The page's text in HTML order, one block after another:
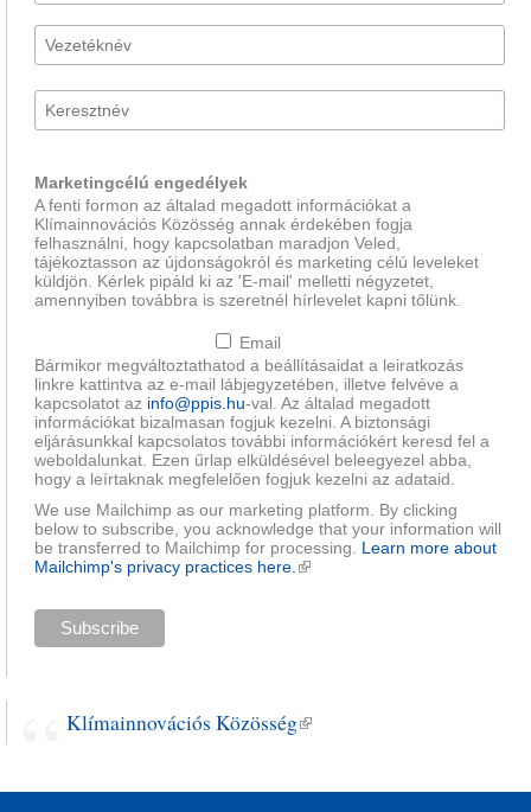
Marketingcélú engedélyek
A fenti formon az általad megadott információkat a
Klímainnovációs Közösség annak érdekében fogja
felhasználni, hogy kapcsolatban maradjon Veled,
tájékoztasson az újdonságokról és marketing célú leveleket
küldjön. Kérlek pipáld ki az 'E-mail' melletti négyzetet,
amennyiben továbbra is szeretnél hírlevelet kapni tőlünk.
Email
Bármikor megváltoztathatod a beállításaidat a leiratkozás
linkre kattintva az e-mail lábjegyzetében, illetve felvéve a
kapcsolatot az info@ppis.hu-val. Az általad megadott
információkat bizalmasan fogjuk kezelni. A biztonsági
eljárásunkkal kapcsolatos további információkért keresd fel a
weboldalunkat. Ezen űrlap elküldésével beleegyezel abba,
hogy a leírtaknak megfelelően fogjuk kezelni az adataid.
We use Mailchimp as our marketing platform. By clicking
below to subscribe, you acknowledge that your information will
be transferred to Mailchimp for processing. Learn more about
Mailchimp's privacy practices here. (külső hivatkozás)
Klímainnovációs Közösség(külső hivatkozás)